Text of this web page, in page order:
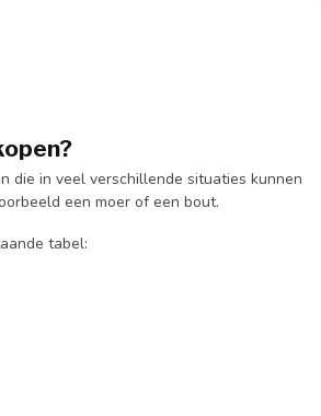
die in veel verschillende situaties kunnen
een moer of een bout.
tabel: